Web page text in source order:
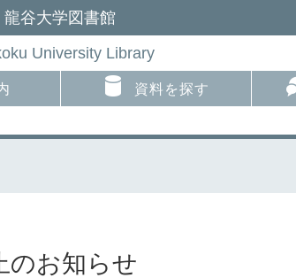
龍谷大学図書館
University Library
資料を探す
のお知らせ